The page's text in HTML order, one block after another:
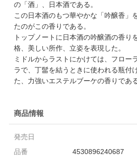
の「酒」、日本酒である。
この日本酒のもつ華やかな「吟醸香」
たのがこの香りである。
トップノートに日本酒の吟醸酒の香り
格、美しい所作、立姿を表現した。
ミドルからラストにかけては、フロー
ラで、丁髷を結うときに使われる瓶付
た、力強いエステルブーケの香りである
商品情報
発売日
品番
4530896240687